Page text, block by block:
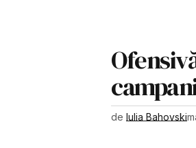
de Iulia Bahovski